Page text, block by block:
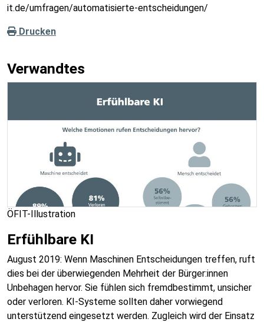
it.de/umfragen/automatisierte-entscheidungen/
Drucken
Verwandtes
ÖFIT-Illustration
Erfühlbare KI
August 2019: Wenn Maschinen Entscheidungen treffen, ruft
dies bei der überwiegenden Mehrheit der Bürger:innen
Unbehagen hervor. Sie fühlen sich fremdbestimmt, unsicher
oder verloren. KI-Systeme sollten daher vorwiegend
unterstützend eingesetzt werden. Zugleich wird der Einsatz